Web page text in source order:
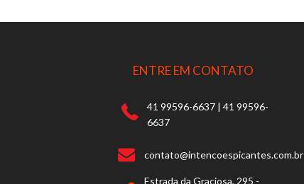
ENTRE EM CONTATO
41 99596-6637 | 41 99596-
6637
contato@intencoespicantes.com.br
Estrada da Graciosa, 295 -